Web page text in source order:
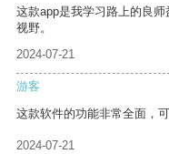
这款app是我学习路上的良
视野。
2024-07-21
游客
这款软件的功能非常全面，
2024-07-21